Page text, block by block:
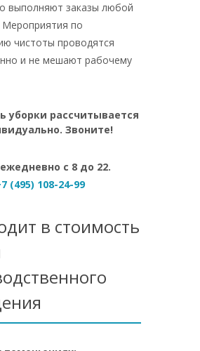
выполняют заказы любой
Мероприятия по
чистоты проводятся
и не мешают рабочему
уборки рассчитывается
Звоните!
с 8 до 22.
(495) 108-24-99
в стоимость